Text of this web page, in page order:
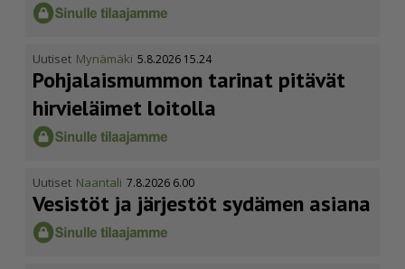
Uutiset Mynämäki 5.8.2026 15.24
Pohja­lais­mummon tarinat pitävät
hirvieläimet loitolla
Uutiset Naantali 7.8.2026 6.00
Vesistöt ja järjestöt sydämen asiana